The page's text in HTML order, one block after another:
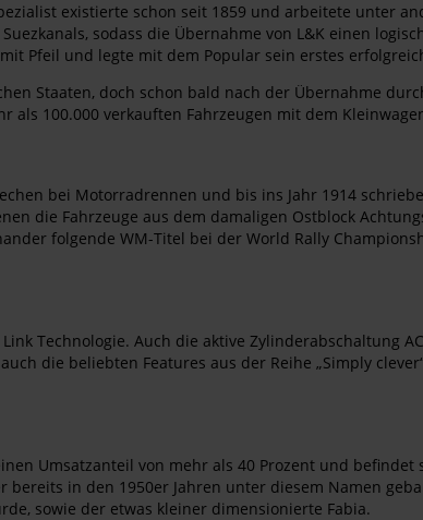
existierte schon seit 1859 und arbeitete unter
sodass die Übernahme von L&K einen
Pfeil und legte mit dem Popular sein erstes
Staaten, doch schon bald nach der Übernahme
100.000 verkauften Fahrzeugen mit dem
bei Motorradrennen und bis ins Jahr 1914
die Fahrzeuge aus dem damaligen Ostblock
folgende WM-Titel bei der World Rally
Technologie. Auch die aktive Zylinderabschaltung
die beliebten Features aus der Reihe „Simply
Umsatzanteil von mehr als 40 Prozent und
in den 1950er Jahren unter diesem Namen
sowie der etwas kleiner dimensionierte Fabia.